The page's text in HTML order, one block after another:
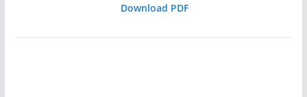
Download PDF